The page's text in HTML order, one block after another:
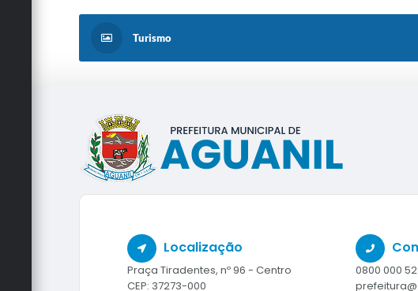
Turismo
Localização
Praça Tiradentes, nº 96 - Centro
CEP: 37273-000
0800 000